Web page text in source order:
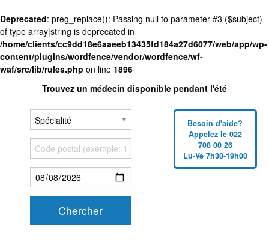
Deprecated: preg_replace(): Passing null to parameter #3 ($subject)
of type array|string is deprecated in
/home/clients/cc9dd18e6aaeeb13435fd184a27d6077/web/app/wp-
content/plugins/wordfence/vendor/wordfence/wf-
waf/src/lib/rules.php on line 1896
Trouvez un médecin disponible pendant l'été
Besoin d'aide?
Appelez le 022
708 00 26
Lu-Ve 7h30-19h00